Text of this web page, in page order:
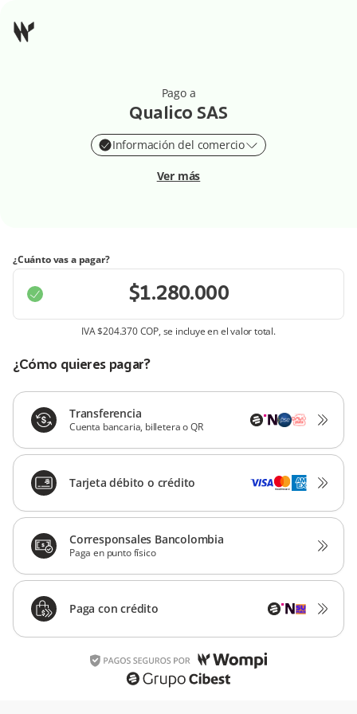
Pago a
Qualico SAS
Información del comercio
Ver más
¿Cuánto vas a pagar?
IVA$204.370 COP, se incluye en el valor total.
¿Cómo quieres pagar?
Transferencia
Cuenta bancaria, billetera o QR
Tarjeta débito o crédito
Corresponsales Bancolombia
Paga en punto físico
Paga con crédito